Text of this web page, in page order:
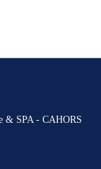
& SPA - CAHORS